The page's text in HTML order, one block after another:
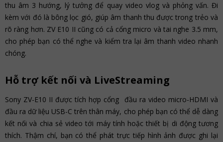
thu âm 3 hướng, lý tưởng để quay video vlog và phỏng vấn. Đi
kèm với đó là bông lọc gió, giúp âm thanh thu được trong trẻo và
rõ ràng hơn. ZV E10 II cũng có cả cổng micro và tai nghe 3.5 mm,
cho phép bạn có thể nghe và kiểm tra lại âm thanh video nhanh
chóng.
Hỗ trợ kết nối và LiveStreaming
Sony ZV-E10 II được tích hợp cổng đầu ra video micro-HDMI và
đầu ra dữ liệu USB-C trên thân máy, cho phép bạn có thể dễ dàng
kết nối và chia sẻ video tới máy tính hoặc thiết bị di động tương
thích. Thậm chí, bạn có thể phát trực tiếp hình ảnh được ghi lại